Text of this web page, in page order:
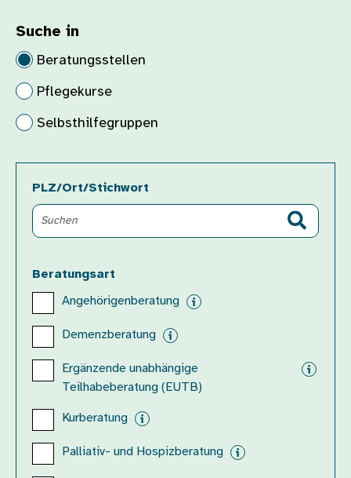
Suche in
Beratungsstellen
Pflegekurse
Selbsthilfegruppen
PLZ/Ort/Stichwort
Beratungsart
Angehörigenberatung
Demenzberatung
Ergänzende unabhängige
Teilhabeberatung (EUTB)
Kurberatung
Palliativ- und Hospizberatung